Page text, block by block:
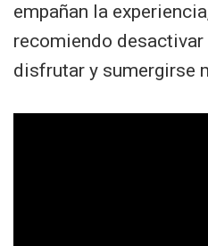
empañan la
recomiendo
disfrutar y sumergirse